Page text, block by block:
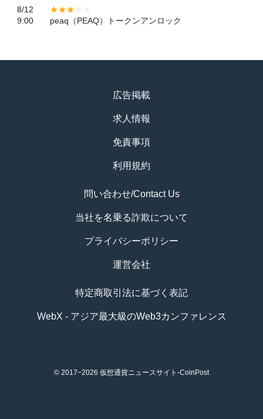
8/12
9:00
peaq（PEAQ）トークンアンロック
広告掲載
求人情報
免責事項
利用規約
問い合わせ/Contact Us
当社を名乗る詐欺について
プライバシーポリシー
運営会社
特定商取引法に基づく表記
WebX - アジア最大級のWeb3カンファレンス
© 2017−2026 仮想通貨ニュースサイト-CoinPost